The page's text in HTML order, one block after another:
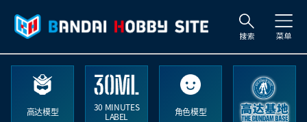
高达模型
30 MINUTES
LABEL
角色模型